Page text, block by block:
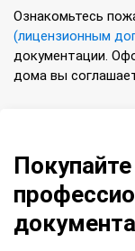
Ознакомьтесь
(лицензионным
документации.
дома вы